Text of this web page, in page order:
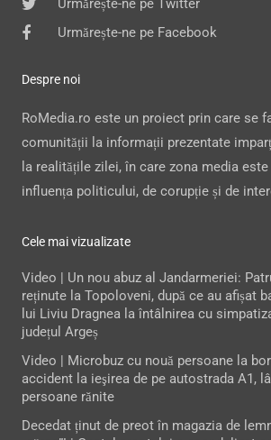
Urmărește-ne pe Twitter
Urmărește-ne pe Facebook
Despre noi
RoMedia.ro este un proiect prin care se
comunității la informații prezentate
la realitățile zilei, în care zona media
influența politicului, de corupție și de
Cele mai vizualizate
Video | Un nou abuz al Jandarmeriei:
reținute la Topoloveni, după ce au afișat
lui Liviu Dragnea la întâlnirea cu
județul Argeș
Video | Microbuz cu nouă persoane la
accident la ieşirea de pe autostrada A1,
persoane rănite
Decedat ținut de preot în magazia de